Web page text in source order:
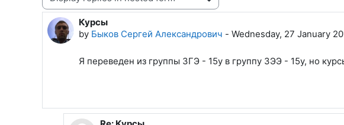
Курсы
by Быков Сергей Александрович - Wednesday, 27 January
Number of replies: 3
Я переведен из группы ЗГЭ - 15у в группу ЗЭЭ - 15у, но